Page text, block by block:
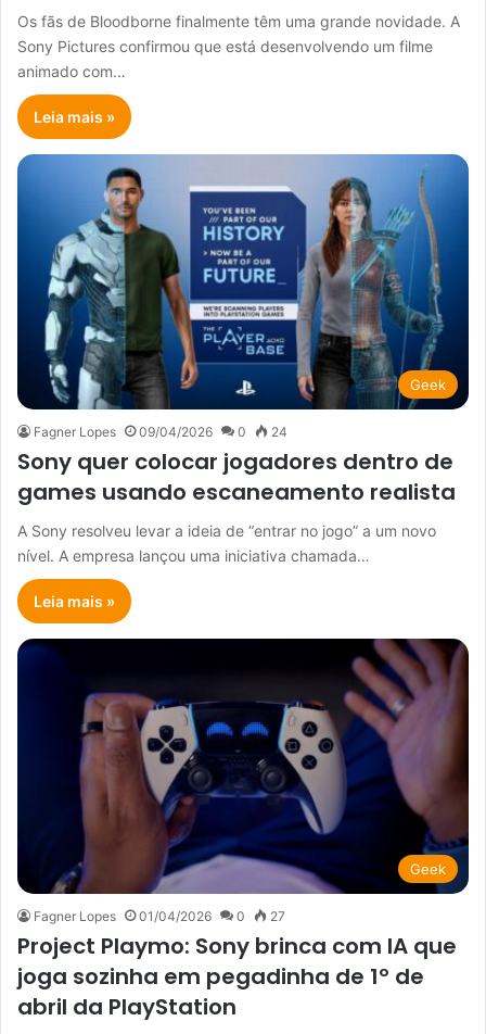
Os fãs de Bloodborne finalmente têm uma grande novidade. A
Sony Pictures confirmou que está desenvolvendo um filme
animado com…
Leia mais »
Geek
Fagner Lopes 09/04/2026 0 24
Sony quer colocar jogadores dentro de
games usando escaneamento realista
A Sony resolveu levar a ideia de “entrar no jogo” a um novo
nível. A empresa lançou uma iniciativa chamada…
Leia mais »
Geek
Fagner Lopes 01/04/2026 0 27
Project Playmo: Sony brinca com IA que
joga sozinha em pegadinha de 1º de
abril da PlayStation